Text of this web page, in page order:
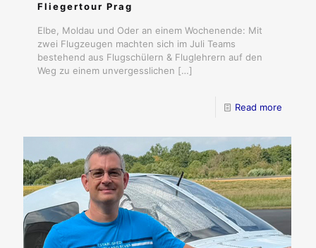
Fliegertour Prag
Elbe, Moldau und Oder an einem Wochenende: Mit
zwei Flugzeugen machten sich im Juli Teams
bestehend aus Flugschülern & Fluglehrern auf den
Weg zu einem unvergesslichen […]
Read more